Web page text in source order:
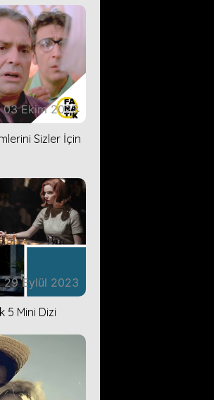
03 Ekim 2023
Sizler İçin
29 Eylül 2023
5 Mini Dizi